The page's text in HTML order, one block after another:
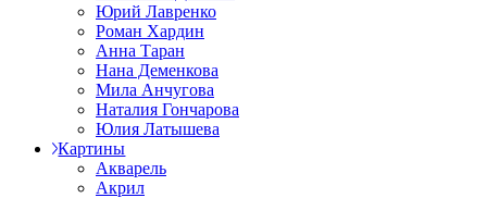
Юрий Лавренко
Роман Хардин
Анна Таран
Нана Деменкова
Мила Анчугова
Наталия Гончарова
Юлия Латышева
Картины
Акварель
Акрил